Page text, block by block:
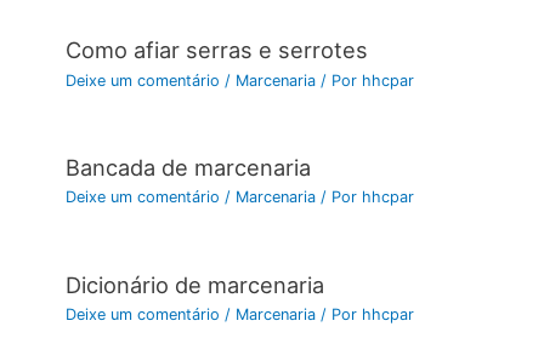
Como afiar serras e serrotes
Deixe um comentário / Marcenaria / Por hhcpar
Bancada de marcenaria
Deixe um comentário / Marcenaria / Por hhcpar
Dicionário de marcenaria
Deixe um comentário / Marcenaria / Por hhcpar